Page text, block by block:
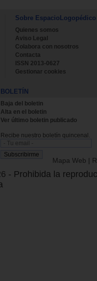
Sobre EspacioLogopédico
Quienes somos
Aviso Legal
Colabora con nosotros
Contacta
ISSN 2013-0627
Gestionar cookies
BOLETÍN
Baja del boletin
Alta en el boletin
Ver último boletin publicado
Recibe nuestro boletín quincenal.
Mapa Web |
- Prohibida la